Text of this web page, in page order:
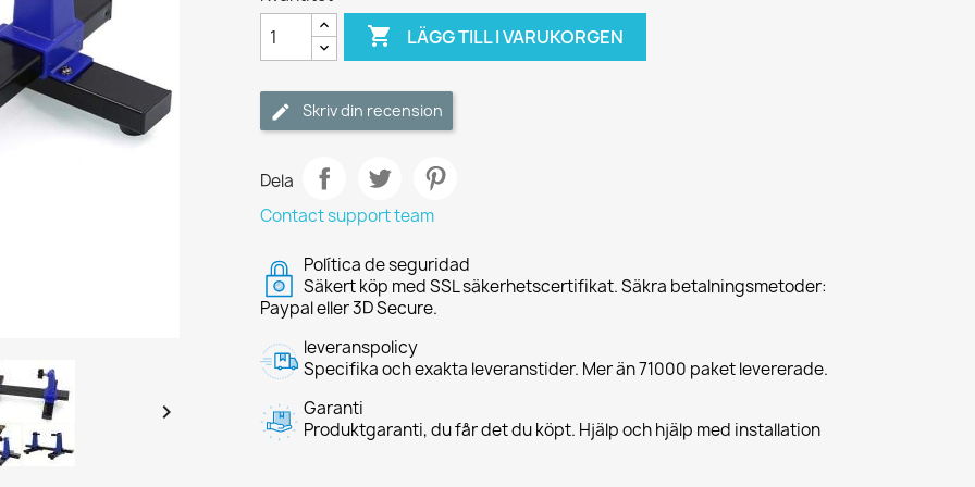

 LÄGG TILL I VARUKORGEN
Skriv din recension
Dela
Contact support team
Política de seguridad
Säkert köp med SSL säkerhetscertifikat. Säkra betalningsmetoder:
Paypal eller 3D Secure.
leveranspolicy
Specifika och exakta leveranstider. Mer än 71000 paket levererade.
Garanti
Produktgaranti, du får det du köpt. Hjälp och hjälp med installation